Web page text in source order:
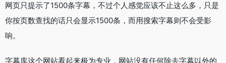
网页只提示了1500条字幕，不过个人感觉应该不止这么多，只是
你按页数查找的话只会显示1500条，而用搜索字幕则不会受影
响。
字幕库这个网站看起来极为专业，网站没有任何除去字幕以外的